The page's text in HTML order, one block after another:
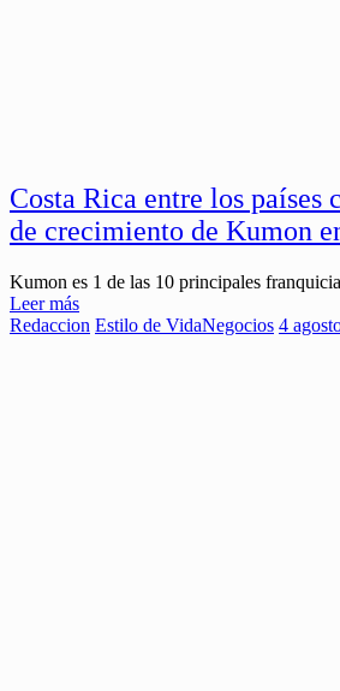
Costa Rica entre los países
de crecimiento de Kumon
Kumon es 1 de las 10 principales
Leer más
Redaccion Estilo de VidaNegocios 4